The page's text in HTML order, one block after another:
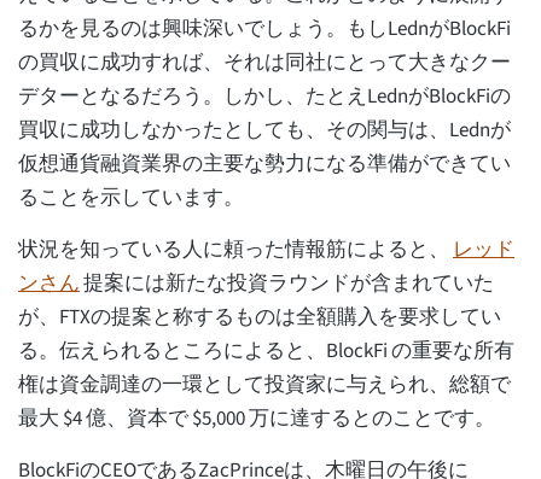
るかを見るのは興味深いでしょう。もしLednがBlockFi
の買収に成功すれば、それは同社にとって大きなクー
デターとなるだろう。しかし、たとえLednがBlockFiの
買収に成功しなかったとしても、その関与は、Lednが
仮想通貨融資業界の主要な勢力になる準備ができてい
ることを示しています。
状況を知っている人に頼った情報筋によると、 レッド
ンさん提案には新たな投資ラウンドが含まれていた
が、FTXの提案と称するものは全額購入を要求してい
る。伝えられるところによると、BlockFi の重要な所有
権は資金調達の一環として投資家に与えられ、総額で
最大 $4 億、資本で $5,000 万に達するとのことです。
BlockFiのCEOであるZacPrinceは、木曜日の午後に